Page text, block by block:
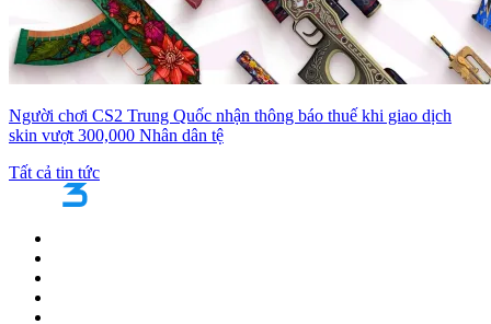
Người chơi CS2 Trung Quốc nhận thông báo thuế khi giao dịch
skin vượt 300,000 Nhân dân tệ
Tất cả tin tức